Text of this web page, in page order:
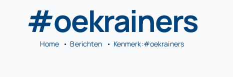
#oekrainers
Home Berichten Kenmerk:#oekrainers